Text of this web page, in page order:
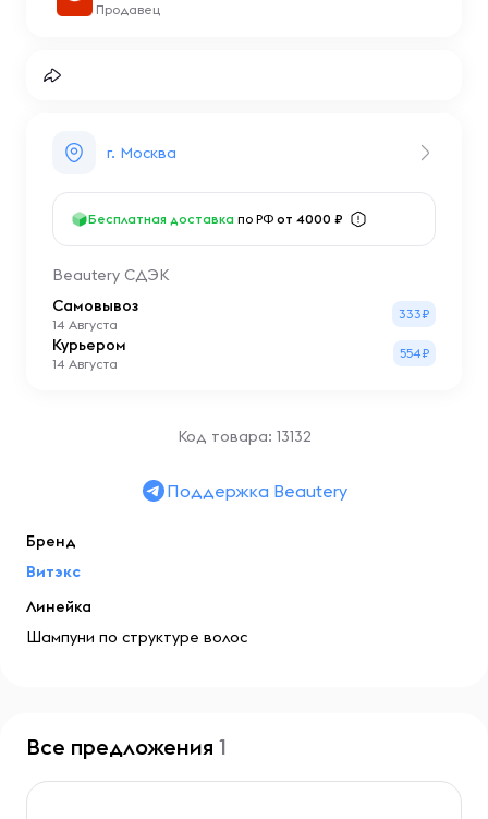
Продавец
г. Москва
Бесплатная доставка по РФ от 4000 ₽
Beautery СДЭК
Самовывоз
14 Августа
333₽
Курьером
14 Августа
554₽
Код товара: 13132
Поддержка Beautery
Бренд
Витэкс
Линейка
Шампуни по структуре волос
Все предложения 1